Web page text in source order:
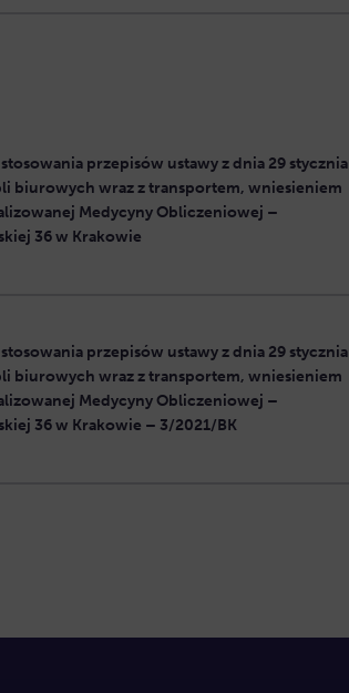
przepisów ustawy z dnia 29 stycznia
biurowych wraz z transportem, wniesieniem
Medycyny Obliczeniowej –
36 w Krakowie
przepisów ustawy z dnia 29 stycznia
biurowych wraz z transportem, wniesieniem
Medycyny Obliczeniowej –
36 w Krakowie – 3/2021/BK